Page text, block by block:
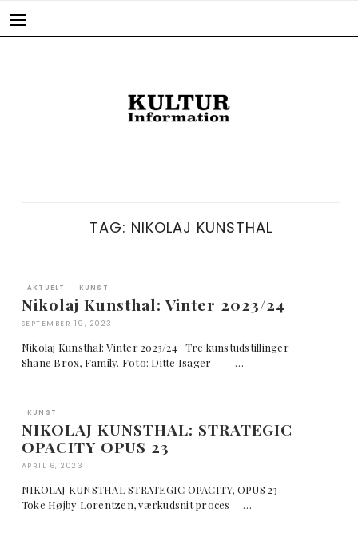
TAG: NIKOLAJ KUNSTHAL
AKTUELT KUNST
Nikolaj Kunsthal: Vinter 2023/24
SEPTEMBER 19, 2023
Nikolaj Kunsthal: Vinter 2023/24 Tre kunstudstillinger
Shane Brox, Family. Foto: Ditte Isager …
KUNST
NIKOLAJ KUNSTHAL: STRATEGIC
OPACITY OPUS 23
APRIL 6, 2023
NIKOLAJ KUNSTHAL STRATEGIC OPACITY, OPUS 23
Toke Højby Lorentzen, værkudsnit proces …